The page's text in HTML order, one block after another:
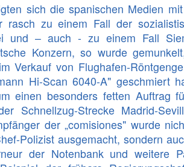
sich die spanischen Medien
rasch zu einem Fall der
und – auch - zu einem Fall
Konzern, so wurde
Verkauf von Flughafen-
Hi-Scan 6040-A" geschmiert
einen besonders fetten Auftrag
Schnellzug-Strecke Madrid-
der „comisiones" wurde
Polizist ausgemacht, sondern
der Notenbank und weitere